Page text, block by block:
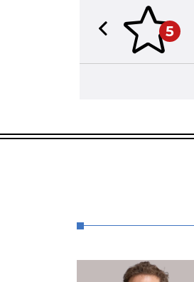
5
Previous slide